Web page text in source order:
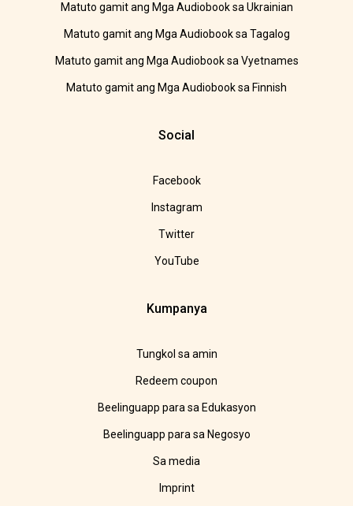
Matuto gamit ang Mga Audiobook sa Ukrainian
Matuto gamit ang Mga Audiobook sa Tagalog
Matuto gamit ang Mga Audiobook sa Vyetnames
Matuto gamit ang Mga Audiobook sa Finnish
Social
Facebook
Instagram
Twitter
YouTube
Kumpanya
Tungkol sa amin
Redeem coupon
Beelinguapp para sa Edukasyon
Beelinguapp para sa Negosyo
Sa media
Imprint